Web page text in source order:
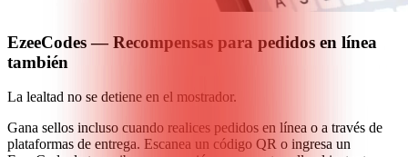
EzeeCodes — Recompensas para pedidos en línea
también
La lealtad no se detiene en el mostrador.
Gana sellos incluso cuando realices pedidos en línea o a través de
plataformas de entrega. Escanea un código QR o ingresa un